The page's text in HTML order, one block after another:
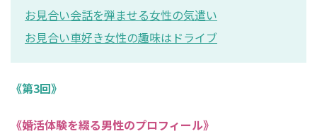
お見合い会話を弾ませる女性の気遣い
お見合い車好き女性の趣味はドライブ
《第3回》
《婚活体験を綴る男性のプロフィール》